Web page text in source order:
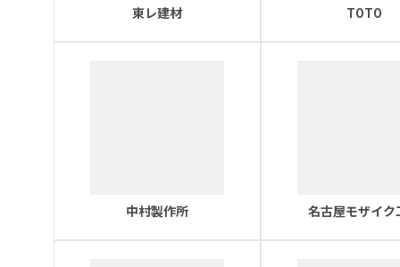
東レ建材 TOTO
中村製作所 名古屋モザイク